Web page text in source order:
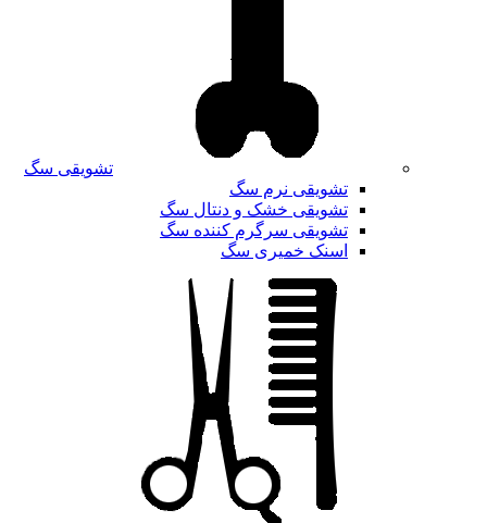
تشویقی سگ
تشویقی نرم سگ
تشویقی خشک و دنتال سگ
تشویقی سرگرم کننده سگ
اسنک خمیری سگ